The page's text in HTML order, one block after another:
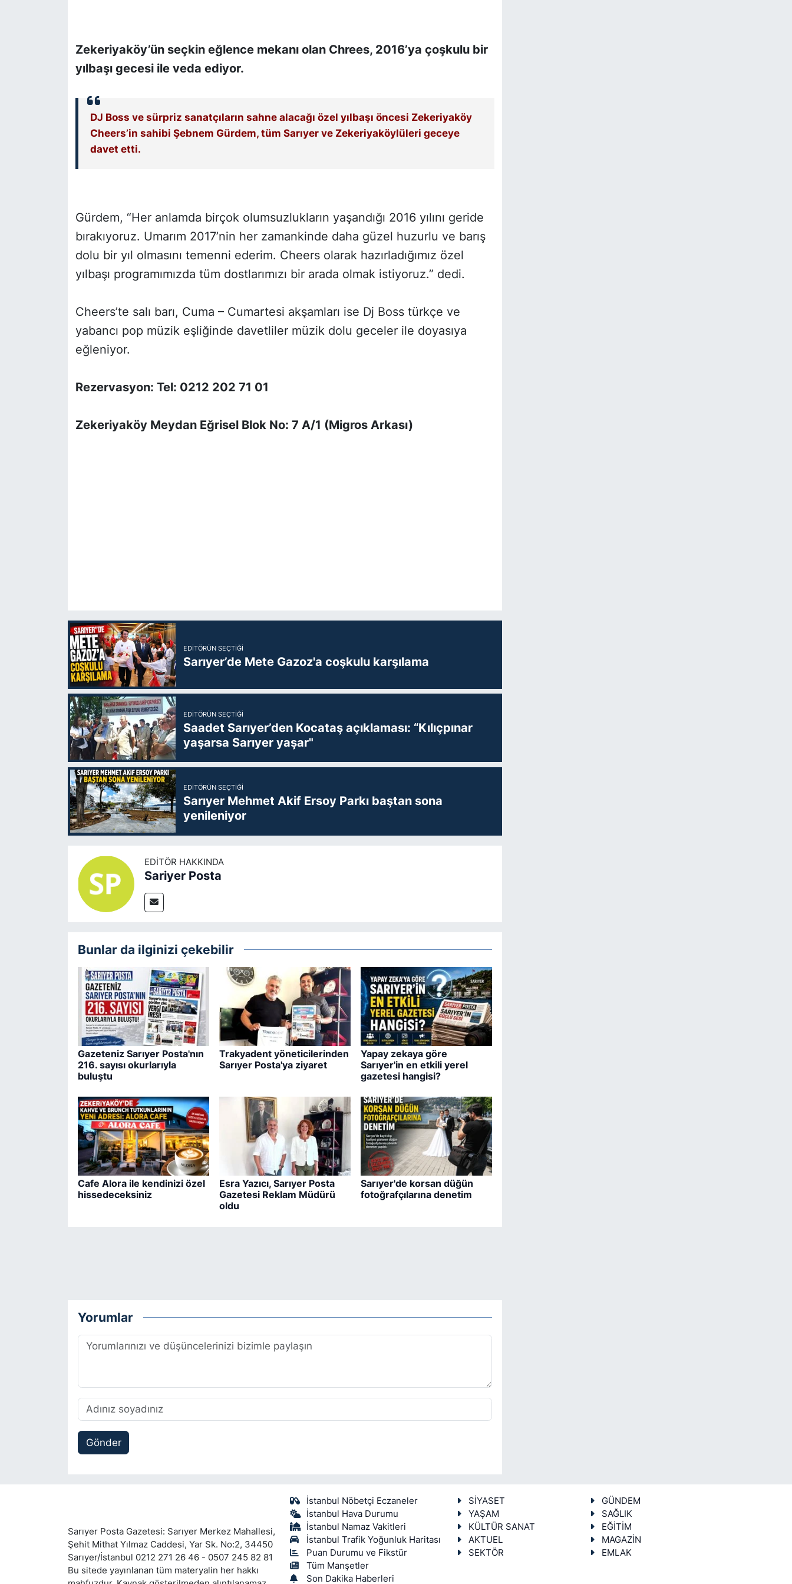
Zekeriyaköy’ün seçkin eğlence mekanı olan Chrees, 2016’ya çoşkulu bir
yılbaşı gecesi ile veda ediyor.
DJ Boss ve sürpriz sanatçıların sahne alacağı özel yılbaşı öncesi Zekeriyaköy
Cheers’in sahibi Şebnem Gürdem, tüm Sarıyer ve Zekeriyaköylüleri geceye
davet etti.
Gürdem, “Her anlamda birçok olumsuzlukların yaşandığı 2016 yılını geride
bırakıyoruz. Umarım 2017’nin her zamankinde daha güzel huzurlu ve barış
dolu bir yıl olmasını temenni ederim. Cheers olarak hazırladığımız özel
yılbaşı programımızda tüm dostlarımızı bir arada olmak istiyoruz.” dedi.
Cheers’te salı barı, Cuma – Cumartesi akşamları ise Dj Boss türkçe ve
yabancı pop müzik eşliğinde davetliler müzik dolu geceler ile doyasıya
eğleniyor.
Rezervasyon: Tel: 0212 202 71 01
Zekeriyaköy Meydan Eğrisel Blok No: 7 A/1 (Migros Arkası)
EDITÖRÜN SEÇTIĞI
Sarıyer’de Mete Gazoz'a coşkulu karşılama
EDITÖRÜN SEÇTIĞI
Saadet Sarıyer’den Kocataş açıklaması: “Kılıçpınar
yaşarsa Sarıyer yaşar"
EDITÖRÜN SEÇTIĞI
Sarıyer Mehmet Akif Ersoy Parkı baştan sona
yenileniyor
EDITÖR HAKKINDA
Sariyer Posta
Bunlar da ilginizi çekebilir
Gazeteniz Sarıyer Posta'nın
216. sayısı okurlarıyla
buluştu
Trakyadent yöneticilerinden
Sarıyer Posta'ya ziyaret
Yapay zekaya göre
Sarıyer'in en etkili yerel
gazetesi hangisi?
Cafe Alora ile kendinizi özel
hissedeceksiniz
Esra Yazıcı, Sarıyer Posta
Gazetesi Reklam Müdürü
oldu
Sarıyer'de korsan düğün
fotoğrafçılarına denetim
Yorumlar
Gönder
Sarıyer Posta Gazetesi: Sarıyer Merkez Mahallesi,
Şehit Mithat Yılmaz Caddesi, Yar Sk. No:2, 34450
Sarıyer/İstanbul 0212 271 26 46 - 0507 245 82 81
Bu sitede yayınlanan tüm materyalin her hakkı
İstanbul Nöbetçi Eczaneler
İstanbul Hava Durumu
İstanbul Namaz Vakitleri
İstanbul Trafik Yoğunluk Haritası
Puan Durumu ve Fikstür
Tüm Manşetler
Son Dakika Haberleri
SİYASET
GÜNDEM
YAŞAM
SAĞLIK
KÜLTÜR SANAT
EĞİTİM
AKTUEL
MAGAZİN
SEKTÖR
EMLAK
SON DAKİKA HABERİ
TEKNOLOJİ
TÜRKİYE VE DÜNYA GÜNDEMİ